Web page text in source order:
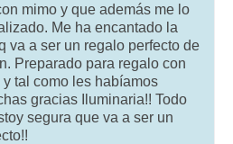
mimo y que además me lo
Me ha encantado la
va a ser un regalo perfecto de
Preparado para regalo con
tal como les habíamos
gracias Iluminaria!! Todo
segura que va a ser un